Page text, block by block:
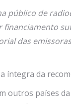
público de
financiamento
das
íntegra da
outros países